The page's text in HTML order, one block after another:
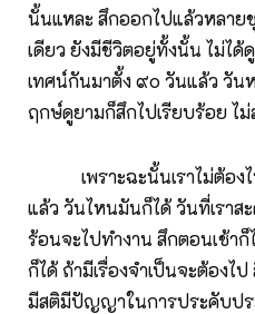
นั้นแหละ สึกออกไปแล้วหลาย
เดียว ยังมีชีวิตอยู่ทั้งนั้น ไม่ได้
เทศน์กันมาตั้ง ๙๐ วันแล้ว วัน
ฤกษ์ดูยามก็สึกไปเรียบร้อย ไ
เพราะฉะนั้นเราไม่ต้องไ
แล้ว วันไหนมันก็ได้ วันที่เราส
ร้อนจะไปทำงาน สึกตอนเช้าก็
ก็ได้ ถ้ามีเรื่องจำเป็นจะต้องไ
มีสติมีปัญญาในการประคับปร